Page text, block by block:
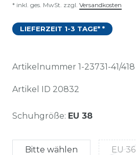
* inkl. ges. MwSt. zzgl. Versandkosten
LIEFERZEIT 1-3 TAGE* *
Artikelnummer 1-23731-41/418
Artikel ID 20832
Schuhgröße: EU 38
Bitte wählen EU 36